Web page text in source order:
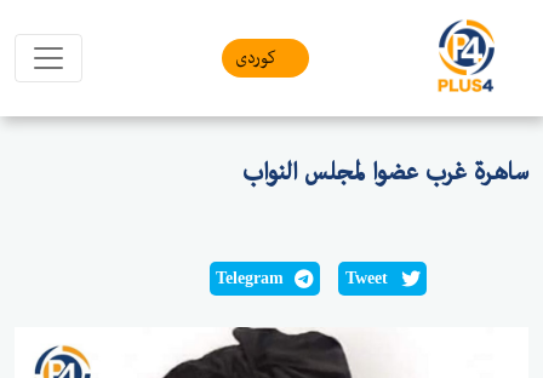
کوردی
ساهرة غرب عضوا لمجلس النواب
Tweet
Telegram